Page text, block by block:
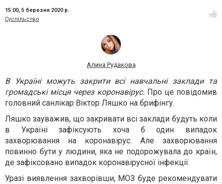
15:00, 5 березня 2020 р.
Суспільство
Алина Рудакова
В Україні можуть закрити всі навчальні заклади та
громадські місця через коронавірус. Про це повідомив
головний санлікар Віктор Ляшко на брифінгу.
Ляшко зауважив, що закривати всі заклади будуть коли
в Україні зафіксують хоча б один випадок
захворювання на коронавірус. Але захворювання
повинно бути у людини, яка не подорожувала до країн,
де зафіксовано випадок коронавірусної інфекції.
Уразі виявлення захворівши, МОЗ буде рекомендувати